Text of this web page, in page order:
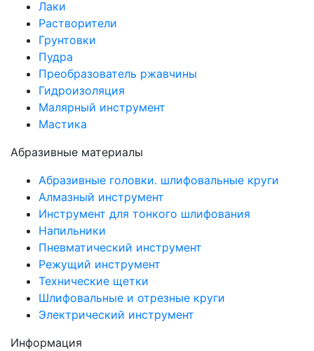
Лаки
Растворители
Грунтовки
Пудра
Преобразователь ржавчины
Гидроизоляция
Малярный инструмент
Мастика
Абразивные материалы
Абразивные головки. шлифовальные круги
Алмазный инструмент
Инструмент для тонкого шлифования
Напильники
Пневматический инструмент
Режущий инструмент
Технические щетки
Шлифовальные и отрезные круги
Электрический инструмент
Информация